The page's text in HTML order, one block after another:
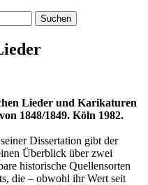
Lieder und Karikaturen
1848/1849. Köln 1982.
Dissertation gibt der
Überblick über zwei
historische Quellensorten
die – obwohl ihr Wert seit